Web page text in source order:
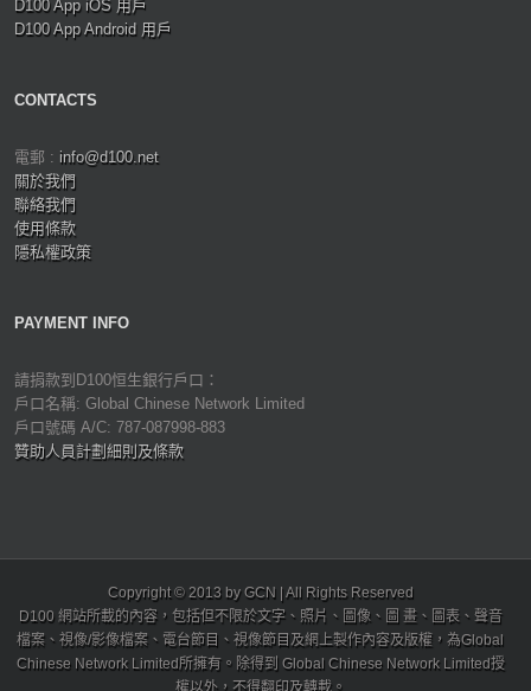
D100 App iOS 用戶
D100 App Android 用戶
CONTACTS
電郵 : info@d100.net
關於我們
聯絡我們
使用條款
隱私權政策
PAYMENT INFO
請捐款到D100恒生銀行戶口：
戶口名稱: Global Chinese Network Limited
戶口號碼 A/C: 787-087998-883
贊助人員計劃細則及條款
Copyright © 2013 by GCN | All Rights Reserved
D100 網站所載的內容，包括但不限於文字、照片、圖像、圖 畫、圖表、聲音
檔案、視像/影像檔案、電台節目、視像節目及網上製作內容及版權，為Global
Chinese Network Limited所擁有。除得到 Global Chinese Network Limited授
權以外，不得翻印及轉載。